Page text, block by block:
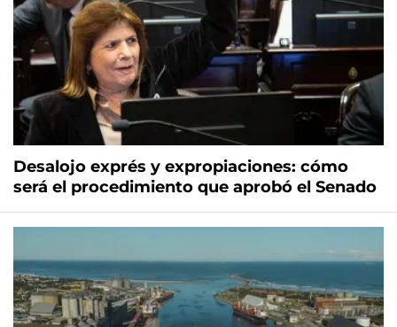
Desalojo exprés y expropiaciones: cómo
será el procedimiento que aprobó el Senado